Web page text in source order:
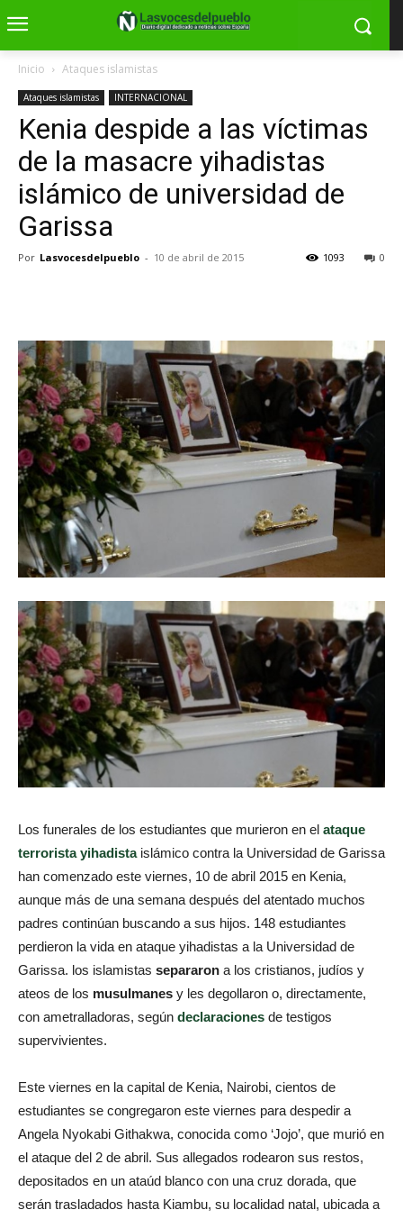
Inicio Ataques islamistas
Ataques islamistas INTERNACIONAL
Kenia despide a las víctimas
de la masacre yihadistas
islámico de universidad de
Garissa
Por Lasvocesdelpueblo - 10 de abril de 2015 0
1093
Los funerales de los estudiantes que murieron en el ataque
terrorista yihadista islámico contra la Universidad de Garissa
han comenzado este viernes, 10 de abril 2015 en Kenia,
aunque más de una semana después del atentado muchos
padres continúan buscando a sus hijos. 148 estudiantes
perdieron la vida en ataque yihadistas a la Universidad de
Garissa. los islamistas separaron a los cristianos, judíos y
ateos de los musulmanes y les degollaron o, directamente,
con ametralladoras, según declaraciones de testigos
supervivientes.
Este viernes en la capital de Kenia, Nairobi, cientos de
estudiantes se congregaron este viernes para despedir a
Angela Nyokabi Githakwa, conocida como ‘Jojo’, que murió en
el ataque del 2 de abril. Sus allegados rodearon sus restos,
depositados en un ataúd blanco con una cruz dorada, que
serán trasladados hasta Kiambu, su localidad natal, ubicada a